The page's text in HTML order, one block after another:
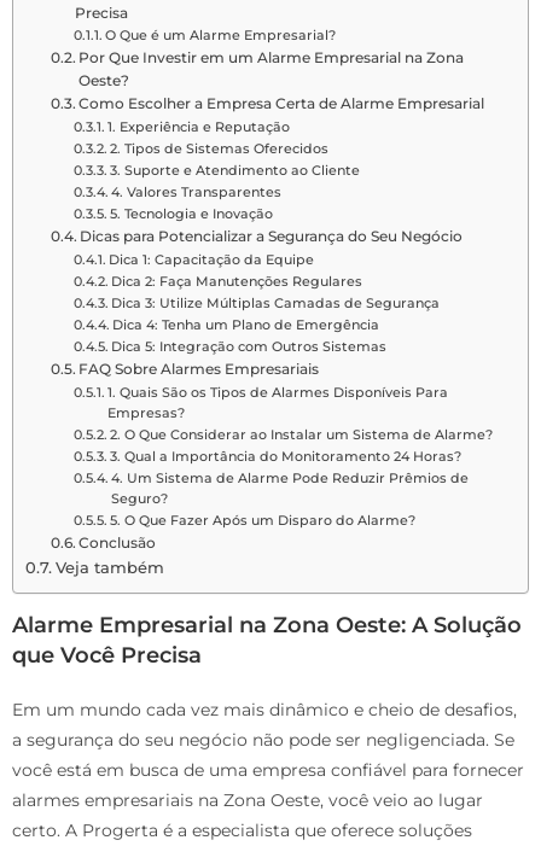
Precisa
O Que é um Alarme Empresarial?
Por Que Investir em um Alarme Empresarial na Zona
Oeste?
Como Escolher a Empresa Certa de Alarme Empresarial
1. Experiência e Reputação
2. Tipos de Sistemas Oferecidos
3. Suporte e Atendimento ao Cliente
4. Valores Transparentes
5. Tecnologia e Inovação
Dicas para Potencializar a Segurança do Seu Negócio
Dica 1: Capacitação da Equipe
Dica 2: Faça Manutenções Regulares
Dica 3: Utilize Múltiplas Camadas de Segurança
Dica 4: Tenha um Plano de Emergência
Dica 5: Integração com Outros Sistemas
FAQ Sobre Alarmes Empresariais
1. Quais São os Tipos de Alarmes Disponíveis Para
Empresas?
2. O Que Considerar ao Instalar um Sistema de Alarme?
3. Qual a Importância do Monitoramento 24 Horas?
4. Um Sistema de Alarme Pode Reduzir Prêmios de
Seguro?
5. O Que Fazer Após um Disparo do Alarme?
Conclusão
Veja também
Alarme Empresarial na Zona Oeste: A Solução
que Você Precisa
Em um mundo cada vez mais dinâmico e cheio de desafios,
a segurança do seu negócio não pode ser negligenciada. Se
você está em busca de uma empresa confiável para fornecer
alarmes empresariais na Zona Oeste, você veio ao lugar
certo. A Progerta é a especialista que oferece soluções